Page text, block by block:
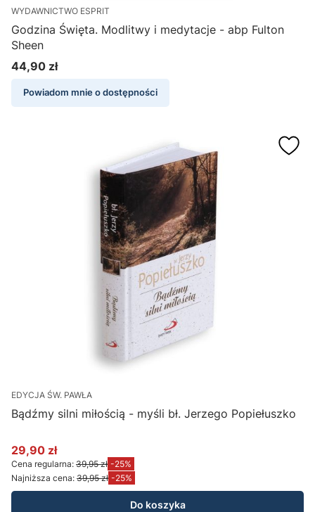
WYDAWNICTWO ESPRIT
Godzina Święta. Modlitwy i medytacje - abp Fulton
Sheen
Cena
44,90 zł
Powiadom mnie o dostępności
EDYCJA ŚW. PAWŁA
Bądźmy silni miłością - myśli bł. Jerzego Popiełuszko
Cena promocyjna
29,90 zł
Cena regularna: 39,95 zł -25%
Najniższa cena: 39,95 zł -25%
Do koszyka